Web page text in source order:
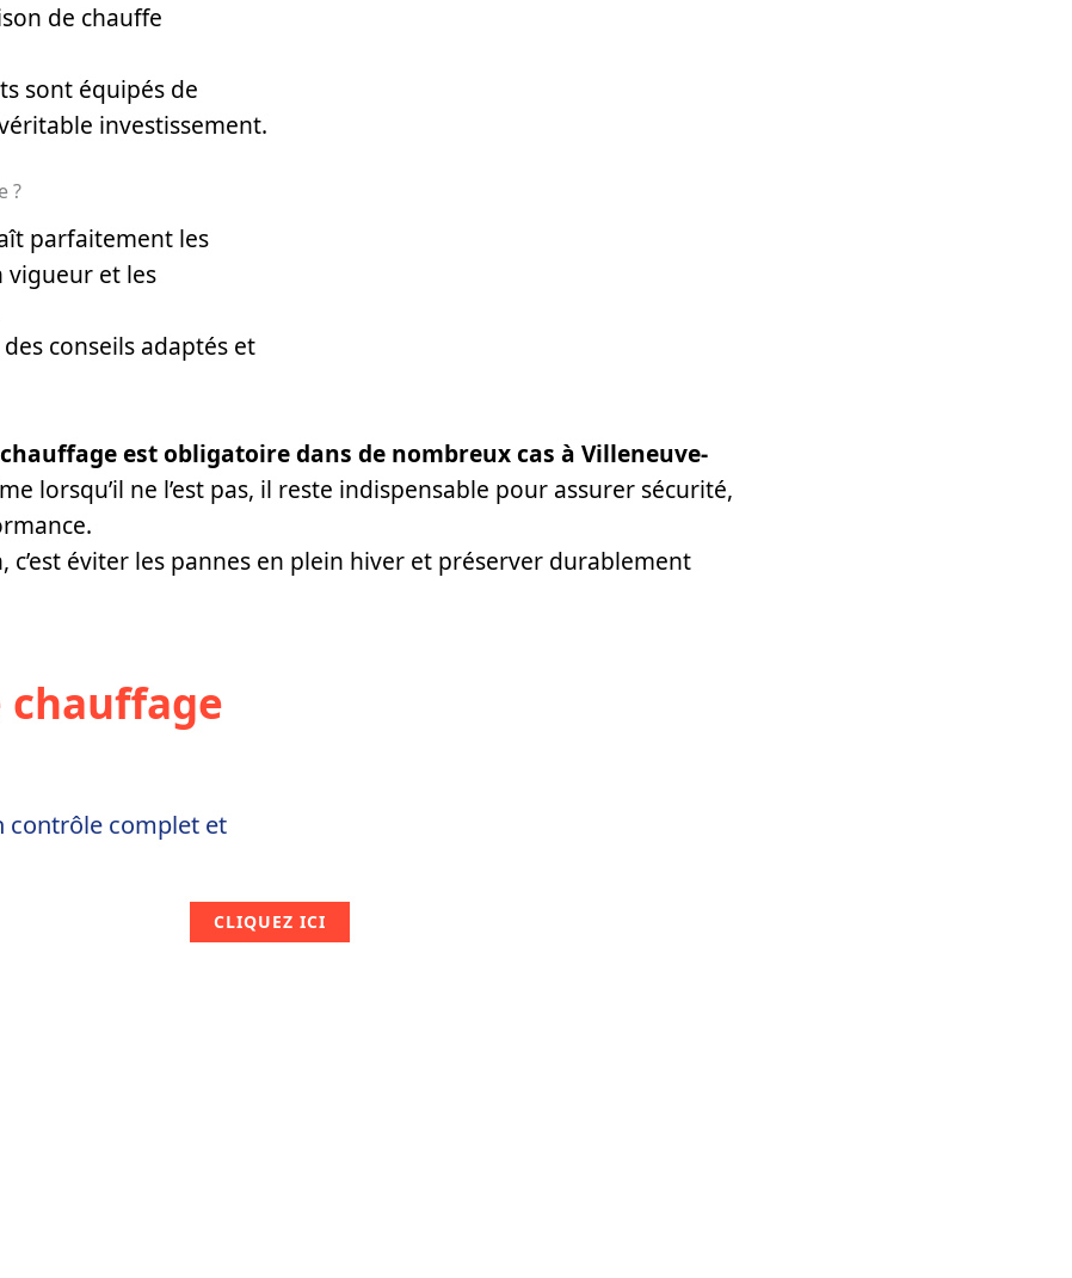
de chauffe
sont équipés de
investissement.
?
parfaitement les
vigueur et les
conseils adaptés et
est obligatoire dans de nombreux cas à Villeneuve-
lorsqu’il ne l’est pas, il reste indispensable pour assurer sécurité,
c’est éviter les pannes en plein hiver et préserver durablement
chauffage
contrôle complet et
CLIQUEZ ICI